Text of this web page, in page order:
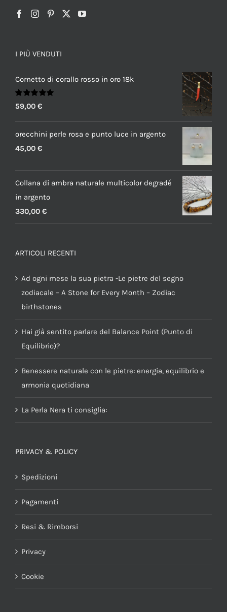
I PIÙ VENDUTI
Cornetto di corallo rosso in oro 18k
Valutato
5.00 su 5
59,00 €
orecchini perle rosa e punto luce in argento
45,00 €
Collana di ambra naturale multicolor degradé
in argento
330,00 €
ARTICOLI RECENTI
Ad ogni mese la sua pietra -Le pietre del segno
zodiacale – A Stone for Every Month – Zodiac
birthstones
Hai già sentito parlare del Balance Point (Punto di
Equilibrio)?
Benessere naturale con le pietre: energia, equilibrio e
armonia quotidiana
La Perla Nera ti consiglia:
PRIVACY & POLICY
Spedizioni
Pagamenti
Resi & Rimborsi
Privacy
Cookie